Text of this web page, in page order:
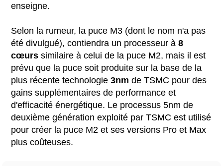
enseigne.
Selon la rumeur, la puce M3 (dont le nom n'a pas
été divulgué), contiendra un processeur à8
cœurs similaire à celui de la puce M2, mais il est
prévu que la puce soit produite sur la base de la
plus récente technologie3nm de TSMC pour des
gains supplémentaires de performance et
d'efficacité énergétique. Le processus 5nm de
deuxième génération exploité par TSMC est utilisé
pour créer la puce M2 et ses versions Pro et Max
plus coûteuses.